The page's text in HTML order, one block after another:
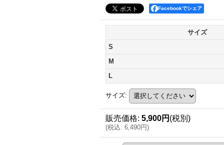
Facebookでシェア
サイズ
S
M
L
サイズ:
販売価格: 5,900円 (税別)
(税込: 6,490円)